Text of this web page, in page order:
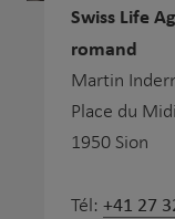
Swiss Life
romand
Martin
Place du
1950 Sion
Tél: +41 27